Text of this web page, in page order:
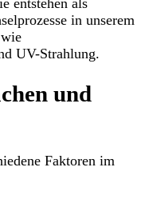
in unserem
UV-Strahlung.
und
Faktoren im